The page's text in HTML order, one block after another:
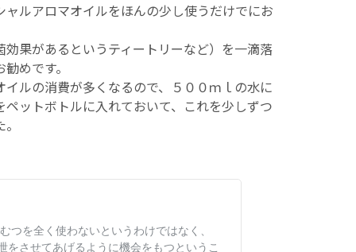
ルアロマオイルをほんの少し使うだけでにお
果があるというティートリーなど）を一滴落
めです。
ルの消費が多くなるので、５００ｍｌの水に
ットボトルに入れておいて、これを少しずつ